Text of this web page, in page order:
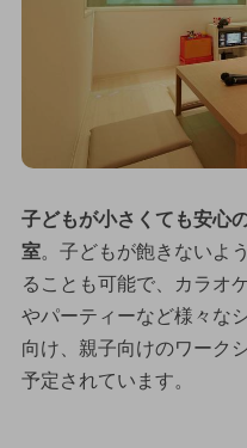
子どもが小さくても安心
室。子どもが飽きないよ
ることも可能で、カラオ
やパーティーなど様々な
向け、親子向けのワーク
予定されています。